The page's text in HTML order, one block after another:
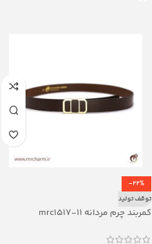
-22%
توقف تولید
کمربند چرم مردانه mrc1517-11